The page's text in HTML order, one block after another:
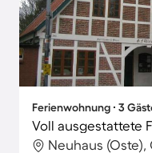
Ferienwohnung ∙ 3
Neuhaus